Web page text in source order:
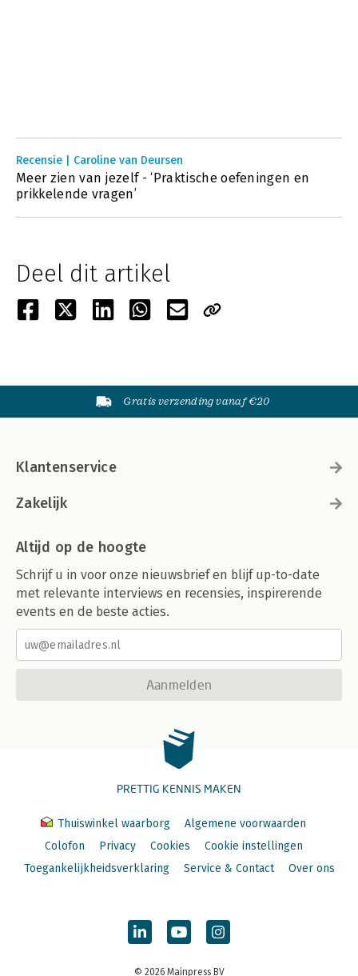
Recensie | Caroline van Deursen
Meer zien van jezelf - ‘Praktische oefeningen en
prikkelende vragen’
Deel dit artikel
Gratis verzending vanaf €20
Klantenservice
Zakelijk
Altijd op de hoogte
Schrijf u in voor onze nieuwsbrief en blijf up-to-date
met relevante interviews en recensies, inspirerende
events en de beste acties.
Aanmelden
PRETTIG KENNIS MAKEN
Thuiswinkel waarborg
Algemene voorwaarden
Colofon
Privacy Cookies
Cookie instellingen
Toegankelijkheidsverklaring
Service & Contact Over ons
© 2026 Mainpress BV